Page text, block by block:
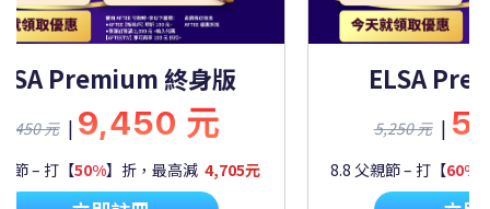
Premium 終身版
9,450 元 | 9,450 元
節 – 打【50%】折，最高減 4,705元
ELSA
5,250 元 |
8.8 父親節 – 打【60%